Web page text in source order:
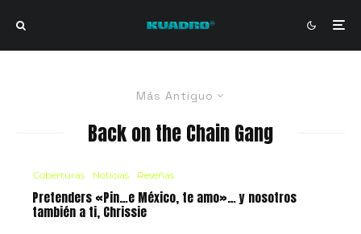
Más Antiguo
Back on the Chain Gang
Coberturas Noticias Reseñas
Pretenders «Pin…e México, te amo»… y nosotros
también a ti, Chrissie